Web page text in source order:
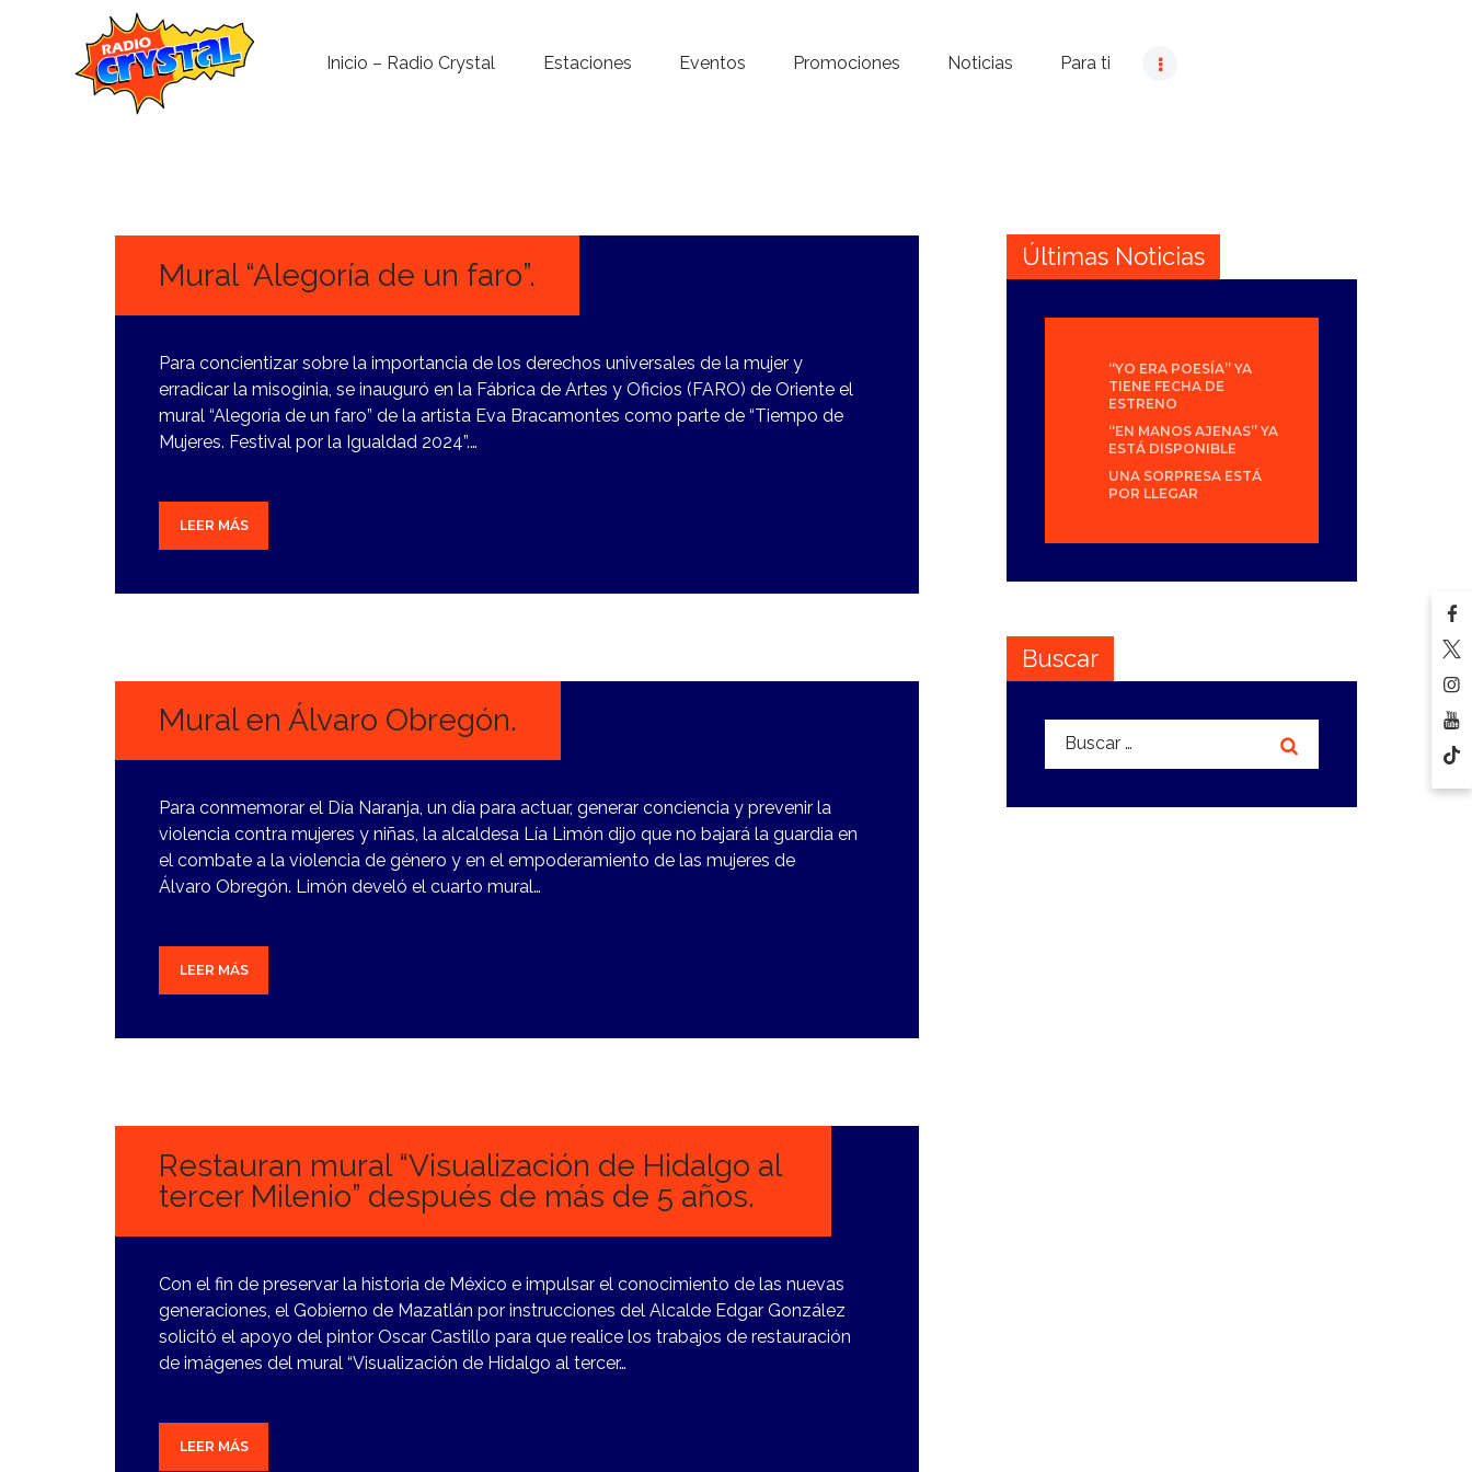
Inicio – Radio Crystal Estaciones Eventos Promociones Noticias Para ti
Noticias
Para ti
Contacto
Mural “Alegoría de un faro”.
Para concientizar sobre la importancia de los derechos universales de la mujer y
erradicar la misoginia, se inauguró en la Fábrica de Artes y Oficios (FARO) de Oriente el
mural “Alegoría de un faro” de la artista Eva Bracamontes como parte de “Tiempo de
Mujeres. Festival por la Igualdad 2024”.…
LEER MÁS
Mural en Álvaro Obregón.
Para conmemorar el Día Naranja, un día para actuar, generar conciencia y prevenir la
violencia contra mujeres y niñas, la alcaldesa Lía Limón dijo que no bajará la guardia en
el combate a la violencia de género y en el empoderamiento de las mujeres de
Álvaro Obregón. Limón develó el cuarto mural…
LEER MÁS
Restauran mural “Visualización de Hidalgo al
tercer Milenio” después de más de 5 años.
Con el fin de preservar la historia de México e impulsar el conocimiento de las nuevas
generaciones, el Gobierno de Mazatlán por instrucciones del Alcalde Edgar González
solicitó el apoyo del pintor Oscar Castillo para que realice los trabajos de restauración
de imágenes del mural “Visualización de Hidalgo al tercer…
LEER MÁS
Últimas Noticias
“YO ERA POESÍA” YA
TIENE FECHA DE
ESTRENO
“EN MANOS AJENAS” YA
ESTÁ DISPONIBLE
UNA SORPRESA ESTÁ
POR LLEGAR
Buscar
Buscar: